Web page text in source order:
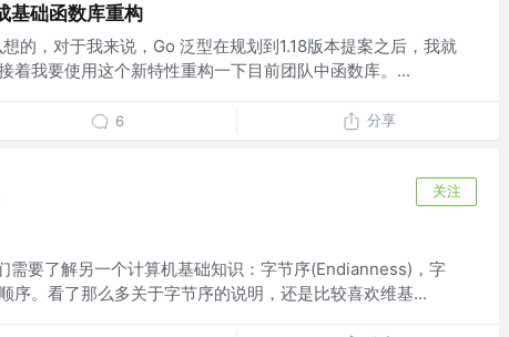
基础函数库重构
的，对于我来说，Go 泛型在规划到1.18版本提案之后，我就
着我要使用这个新特性重构一下目前团队中函数库。...
6 分享
关注
需要了解另一个计算机基础知识：字节序(Endianness)，字
序。看了那么多关于字节序的说明，还是比较喜欢维基...